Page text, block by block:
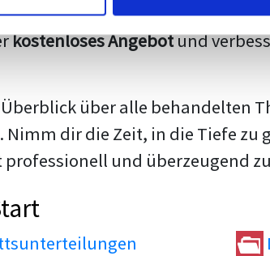
Trainer teilen wertvolle
kostenloses Angebotund
über alle behandelten
dir die Zeit, in die Tiefe zu
und überzeugend